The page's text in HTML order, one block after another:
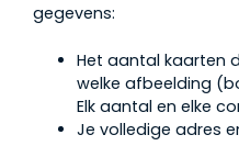
gegevens:
Het aantal kaarten
welke afbeelding
Elk aantal en elke
Je volledige adres